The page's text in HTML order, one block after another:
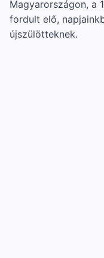
Magyarországon, a
fordult elő,
újszülötteknek.